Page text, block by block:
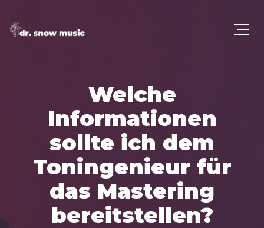
Welche
Informationen
sollte ich dem
Toningenieur für
das Mastering
bereitstellen?